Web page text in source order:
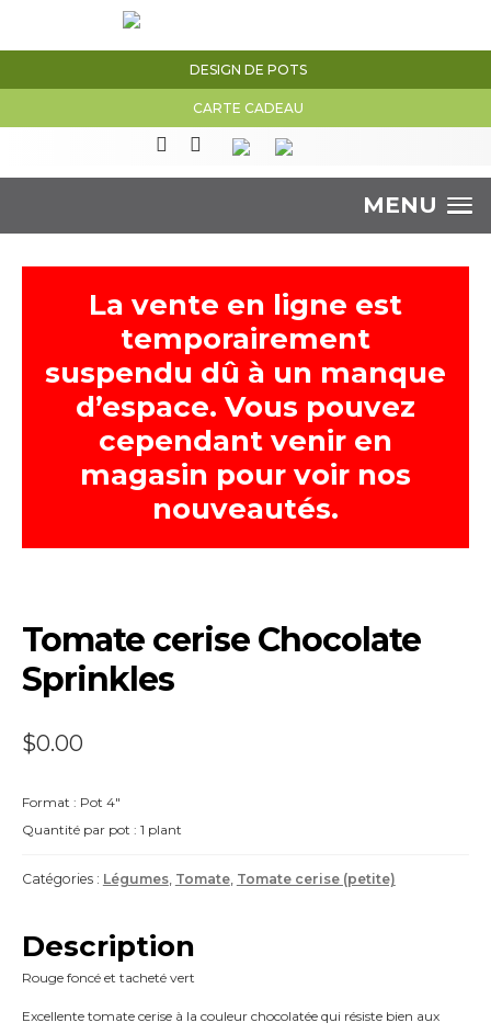
DESIGN DE POTS
CARTE CADEAU
MENU
La vente en ligne est
temporairement
suspendu dû à un manque
d’espace. Vous pouvez
cependant venir en
magasin pour voir nos
nouveautés.
Tomate cerise Chocolate
Sprinkles
$0.00
Format : Pot 4″
Quantité par pot : 1 plant
Catégories : Légumes, Tomate, Tomate cerise (petite)
Description
Rouge foncé et tacheté vert
Excellente tomate cerise à la couleur chocolatée qui résiste bien aux